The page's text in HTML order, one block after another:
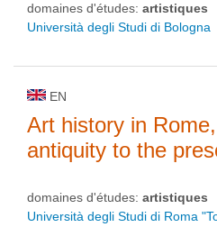
domaines d'études: artistiques
Università degli Studi di Bologna
EN
Art history in
antiquity to the
domaines d'études: artistiques
Università degli Studi di Roma